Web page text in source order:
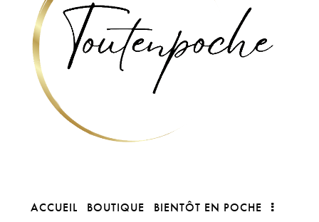
ACCUEIL BOUTIQUE BIENTÔT EN POCHE